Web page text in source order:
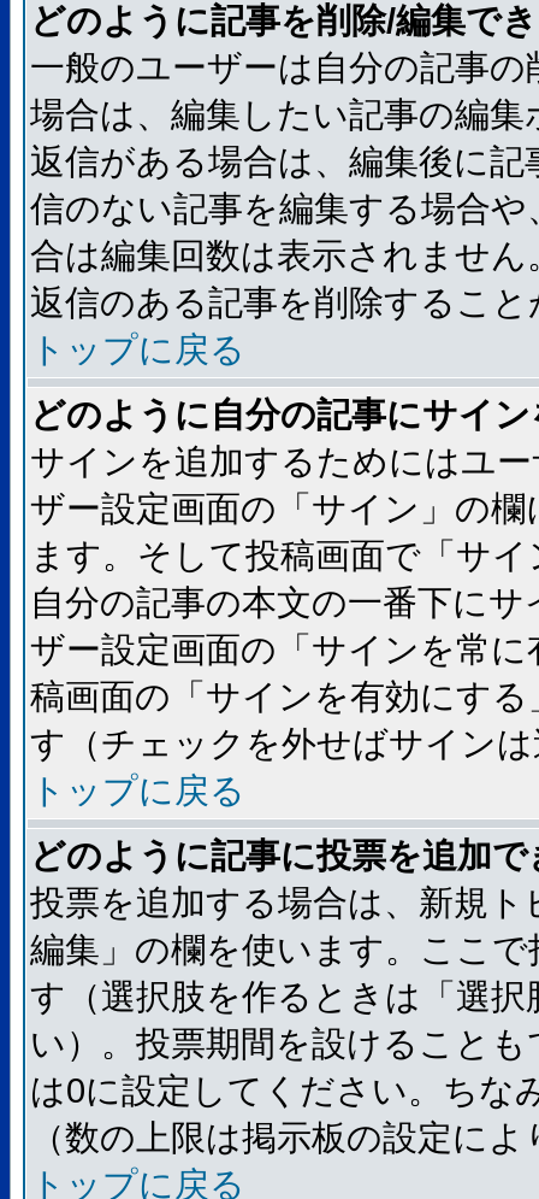
どのように記事を削除/編集で
一般のユーザーは自分の記事
場合は、編集したい記事の編
返信がある場合は、編集後に
信のない記事を編集する場合
合は編集回数は表示されませ
返信のある記事を削除するこ
トップに戻る
どのように自分の記事にサイ
サインを追加するためにはユ
ザー設定画面の「サイン」の
ます。そして投稿画面で「サ
自分の記事の本文の一番下に
ザー設定画面の「サインを常
稿画面の「サインを有効にす
す（チェックを外せばサイン
トップに戻る
どのように記事に投票を追加
投票を追加する場合は、新規
編集」の欄を使います。ここ
す（選択肢を作るときは「選
い）。投票期間を設けること
は0に設定してください。ちな
（数の上限は掲示板の設定に
トップに戻る